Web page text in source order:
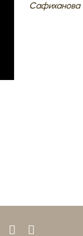
Сафиханова